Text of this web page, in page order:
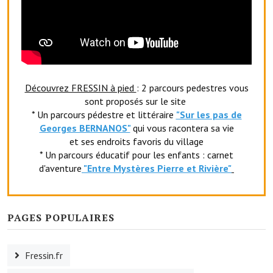
L'association Avotra-France
Le foyer de la Planquette
L'association des anciens combattants
L'association des anciens sapeurs-pompiers volontaires
Village sportif
L'US Crequy Fressin
Les foulées Fressinoises
Découvrez FRESSIN à pied : 2 parcours pedestres vous
sont proposés sur le site
* Un parcours pédestre et littéraire "Sur les pas de
Georges BERNANOS" qui vous racontera sa vie
et ses endroits favoris du village
* Un parcours éducatif pour les enfants : carnet
d'aventure "Entre Mystères Pierre et Rivière"
PAGES POPULAIRES
Fressin.fr